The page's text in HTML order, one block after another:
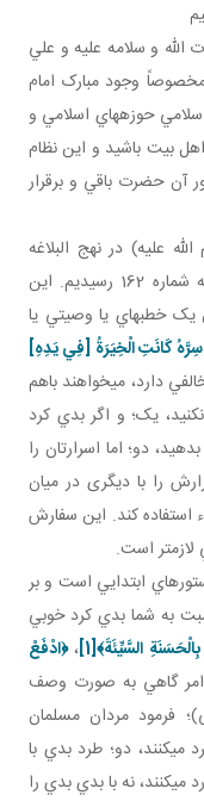
الله و سلامه عليه و علي
وجود مبارک امام
حوزه هاي اسلامي و
بيت باشيد و اين نظام
آن حضرت باقي و برقرار
عليه) در نهج البلاغه
مطرح مي شد. از نظر شماره کلمات حکيمانه، به شماره 162 رسيديم. اين
خطبه اي يا وصيتي يا
كَانَتِ الْخِيَرَةُ [فِي يَدِهِ‏]
دارد، مي خواهند باهم
يک؛ و اگر بدي کرد
دو؛ اما اسرارتان را
را با ديگری در ميان
کند. اين سفارش
تر است.
ابتدايي است و بر
به شما بدي کرد خوبي
السَّيِّئَةَ﴾[1] ،﴿ادْفَعْ
گاهي به صورت وصف
فرمود مردان مسلمان
کنند، دو؛ طرد بدي با
کنند، نه با بدي بدي را